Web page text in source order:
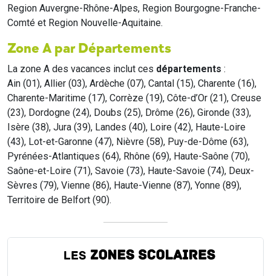
Region Auvergne-Rhône-Alpes, Region Bourgogne-Franche-
Comté et Region Nouvelle-Aquitaine.
Zone A par Départements
La zone A des vacances inclut ces départements :
Ain (01), Allier (03), Ardèche (07), Cantal (15), Charente (16),
Charente-Maritime (17), Corrèze (19), Côte-d’Or (21), Creuse
(23), Dordogne (24), Doubs (25), Drôme (26), Gironde (33),
Isère (38), Jura (39), Landes (40), Loire (42), Haute-Loire
(43), Lot-et-Garonne (47), Nièvre (58), Puy-de-Dôme (63),
Pyrénées-Atlantiques (64), Rhône (69), Haute-Saône (70),
Saône-et-Loire (71), Savoie (73), Haute-Savoie (74), Deux-
Sèvres (79), Vienne (86), Haute-Vienne (87), Yonne (89),
Territoire de Belfort (90).